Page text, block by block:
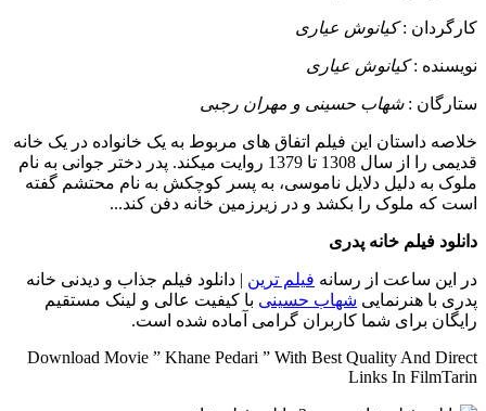
کارگردان :کیانوش عیاری
نويسنده :کیانوش عیاری
ستارگان :شهاب حسینی و مهران رجبی
خلاصه داستان این فیلم اتفاق های مربوط به یک خانواده در یک خانه
قدیمی را از سال 1308 تا 1379 روایت میکند. پدر دختر جوانی به نام
ملوک به دلیل دلایل ناموسی، به پسر کوچکش به نام محتشم گفته
است که ملوک را بکشد و در زیرزمین خانه دفن کند...
دانلود فیلم خانه پدری
در این ساعت از رسانه فیلم ترین | دانلود فیلم جذاب و دیدنی خانه
پدری با هنرنمایی شهاب حسینی با کیفیت عالی و لینک مستقیم
رایگان برای شما کاربران گرامی آماده شده است.
Download Movie ” Khane Pedari ” With Best Quality And Direct
Links In FilmTarin